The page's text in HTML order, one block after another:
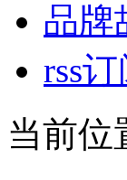
品牌
rss订
当前位